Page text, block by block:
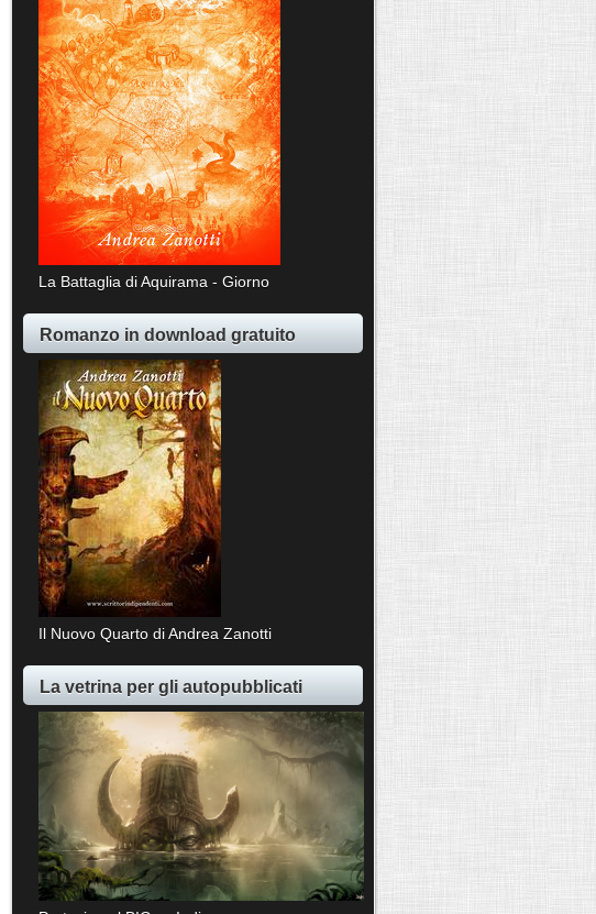
La Battaglia di Aquirama - Giorno
Romanzo in download gratuito
Il Nuovo Quarto di Andrea Zanotti
La vetrina per gli autopubblicati